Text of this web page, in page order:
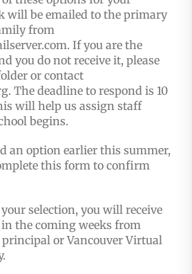
will be emailed to the primary
from
If you are the
you do not receive it, please
or contact
The deadline to respond is 10
will help us assign staff
begins.
an option earlier this summer,
this form to confirm
selection, you will receive
the coming weeks from
principal or Vancouver Virtual